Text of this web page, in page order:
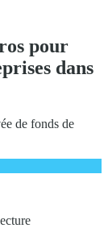
pour
dans
de fonds de